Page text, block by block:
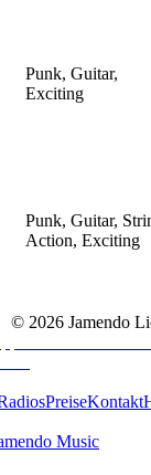
Punk, Guitar,
Exciting
Punk, Guitar,
Action, Exciting
© 2026 Jamendo
PreiseKontakt
Music